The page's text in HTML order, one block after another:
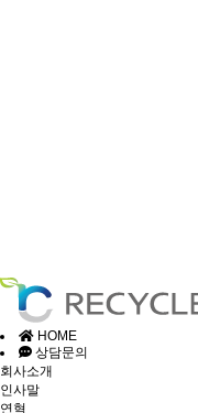
HOME
상담문의
회사소개
인사말
연혁